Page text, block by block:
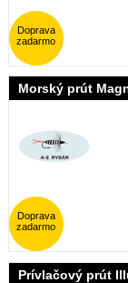
Doprava
zadarmo
Morský prút
Doprava
zadarmo
Prívlačový prút